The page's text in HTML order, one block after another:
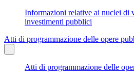
Informazioni relative ai nuclei di
investimenti pubblici
Atti di programmazione delle opere
Atti di programmazione delle